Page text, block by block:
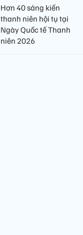
Hơn 40 sáng kiến
thanh niên hội tụ tại
Ngày Quốc tế Thanh
niên 2026